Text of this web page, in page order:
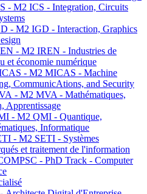
- M2 ICS - Integration, Circuits
- M2 IGD - Interaction, Graphics
- M2 IREN - Industries de
et économie numérique
- M2 MICAS - Machine
CommunicAtions, and Security
- M2 MVA - Mathématiques,
Apprentissage
- M2 QMI - Quantique,
Informatique
- M2 SETI - Systèmes
et traitement de l'information
- PhD Track - Computer